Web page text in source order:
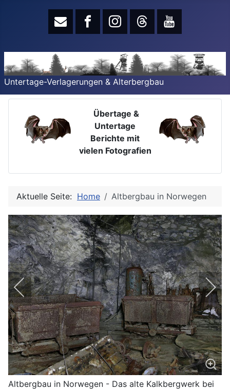
Untertage-Verlagerungen & Alterbergbau
Übertage &
Untertage
Berichte mit
vielen Fotografien
Aktuelle Seite: Home Altbergbau in Norwegen
Altbergbau in Norwegen - Das alte Kalkbergwerk bei